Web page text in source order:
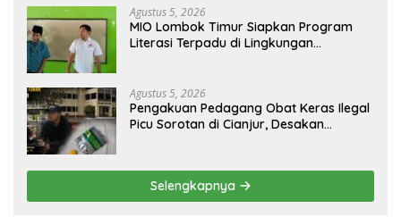
Agustus 5, 2026
MIO Lombok Timur Siapkan Program
Literasi Terpadu di Lingkungan
Agustus 5, 2026
Pengakuan Pedagang Obat Keras Ilegal
Picu Sorotan di Cianjur, Desakan
Selengkapnya